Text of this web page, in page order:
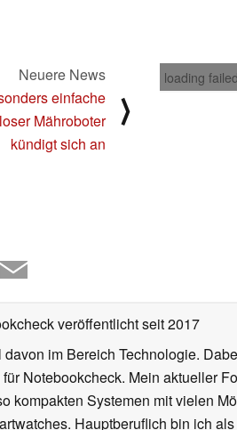
loading
Neuere News
einfache
Mähroboter
kündigt sich an
⟩
veröffentlichtseit 2017
im Bereich Technologie.
Notebookcheck. Mein aktueller
kompakten Systemen mit vielen
Hauptberuflich bin ich